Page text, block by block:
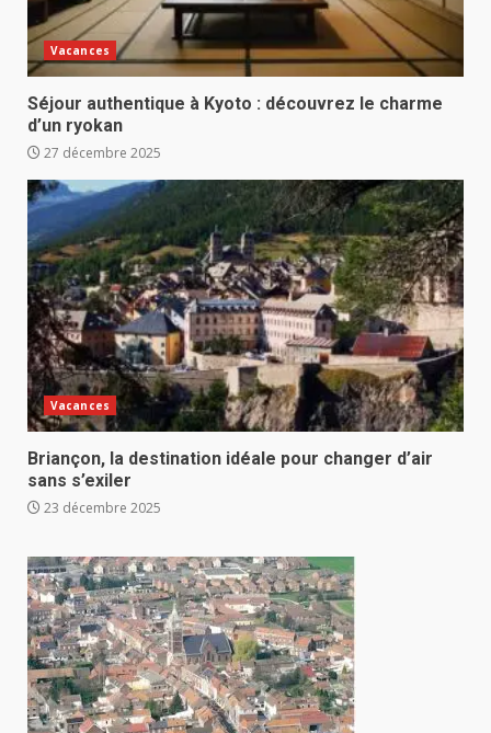
Vacances
Séjour authentique à Kyoto : découvrez le charme
d’un ryokan
27 décembre 2025
Vacances
Briançon, la destination idéale pour changer d’air
sans s’exiler
23 décembre 2025